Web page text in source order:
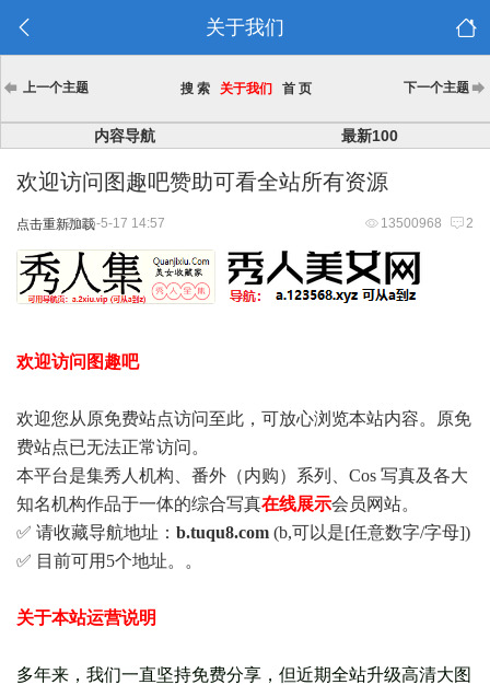
关于我们
上一个主题 搜 索 关于我们 首 页 下一个主题
内容导航 最新100
欢迎访问图趣吧赞助可看全站所有资源
点击重新加载 13500968 2
2025-5-17 14:57
欢迎访问图趣吧
欢迎您从原免费站点访问至此，可放心浏览本站内容。原免
费站点已无法正常访问。
本平台是集秀人机构、番外（内购）系列、Cos 写真及各大
知名机构作品于一体的综合写真在线展示会员网站。
✅ 请收藏导航地址： b.tuqu8.com (b,可以是[任意数字/字母])
✅ 目前可用5个地址。。
关于本站运营说明
多年来，我们一直坚持免费分享，但近期全站升级高清大图